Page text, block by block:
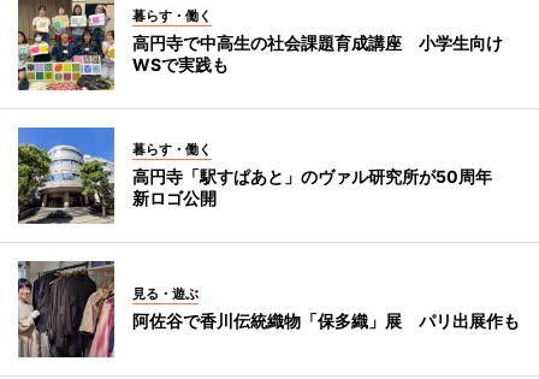
暮らす・働く
高円寺で中高生の社会課題育成講座 小学生向け
WSで実践も
暮らす・働く
高円寺「駅すぱあと」のヴァル研究所が50周年
新ロゴ公開
見る・遊ぶ
阿佐谷で香川伝統織物「保多織」展 パリ出展作も